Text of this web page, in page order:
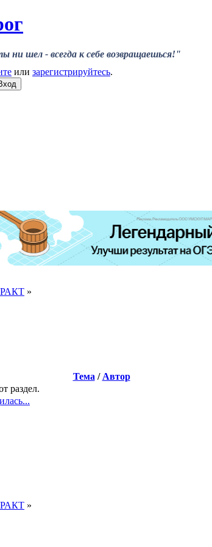
шел - всегда к себе возвращаешься!"
или зарегистрируйтесь.
»
Тема / Автор
раздел.
»